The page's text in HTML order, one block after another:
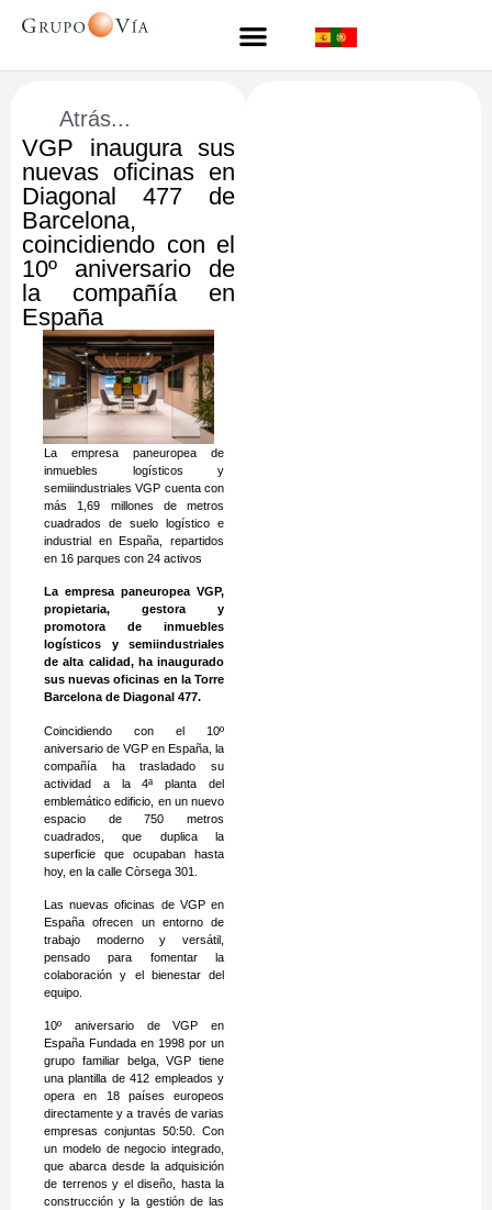
Atrás...
VGP inaugura sus
nuevas oficinas en
Diagonal 477 de
Barcelona,
coincidiendo con el
10º aniversario de
la compañía en
España
La empresa paneuropea de
inmuebles logísticos y
semiiindustriales VGP cuenta con
más 1,69 millones de metros
cuadrados de suelo logístico e
industrial en España, repartidos
en 16 parques con 24 activos
La empresa paneuropea VGP,
propietaria, gestora y
promotora de inmuebles
logísticos y semiindustriales
de alta calidad, ha inaugurado
sus nuevas oficinas en la Torre
Barcelona de Diagonal 477.
Coincidiendo con el 10º
aniversario de VGP en España, la
compañía ha trasladado su
actividad a la 4ª planta del
emblemático edificio, en un nuevo
espacio de 750 metros
cuadrados, que duplica la
superficie que ocupaban hasta
hoy, en la calle Còrsega 301.
Las nuevas oficinas de VGP en
España ofrecen un entorno de
trabajo moderno y versátil,
pensado para fomentar la
colaboración y el bienestar del
equipo.
10º aniversario de VGP en
España Fundada en 1998 por un
grupo familiar belga, VGP tiene
una plantilla de 412 empleados y
opera en 18 países europeos
directamente y a través de varias
empresas conjuntas 50:50. Con
un modelo de negocio integrado,
que abarca desde la adquisición
de terrenos y el diseño, hasta la
construcción y la gestión de las